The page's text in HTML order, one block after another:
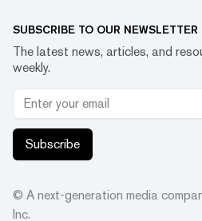
SUBSCRIBE TO OUR NEWSLETTER
The latest news, articles, and
weekly.
Subscribe
© A next-generation media
Inc.